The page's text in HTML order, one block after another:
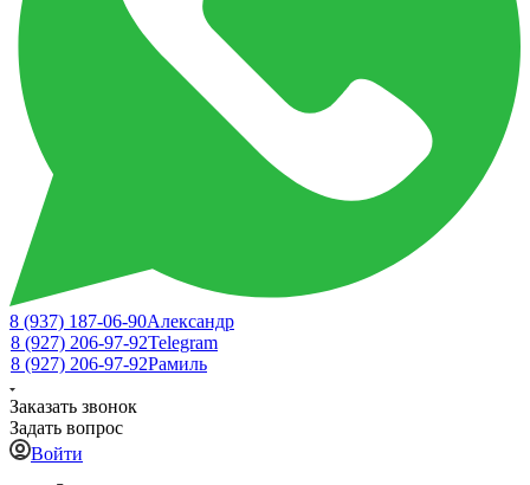
8 (937) 187-06-90Александр
8 (927) 206-97-92Telegram
8 (927) 206-97-92Рамиль
Заказать звонок
Задать вопрос
Войти